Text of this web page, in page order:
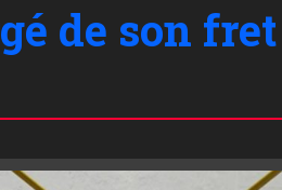
de son